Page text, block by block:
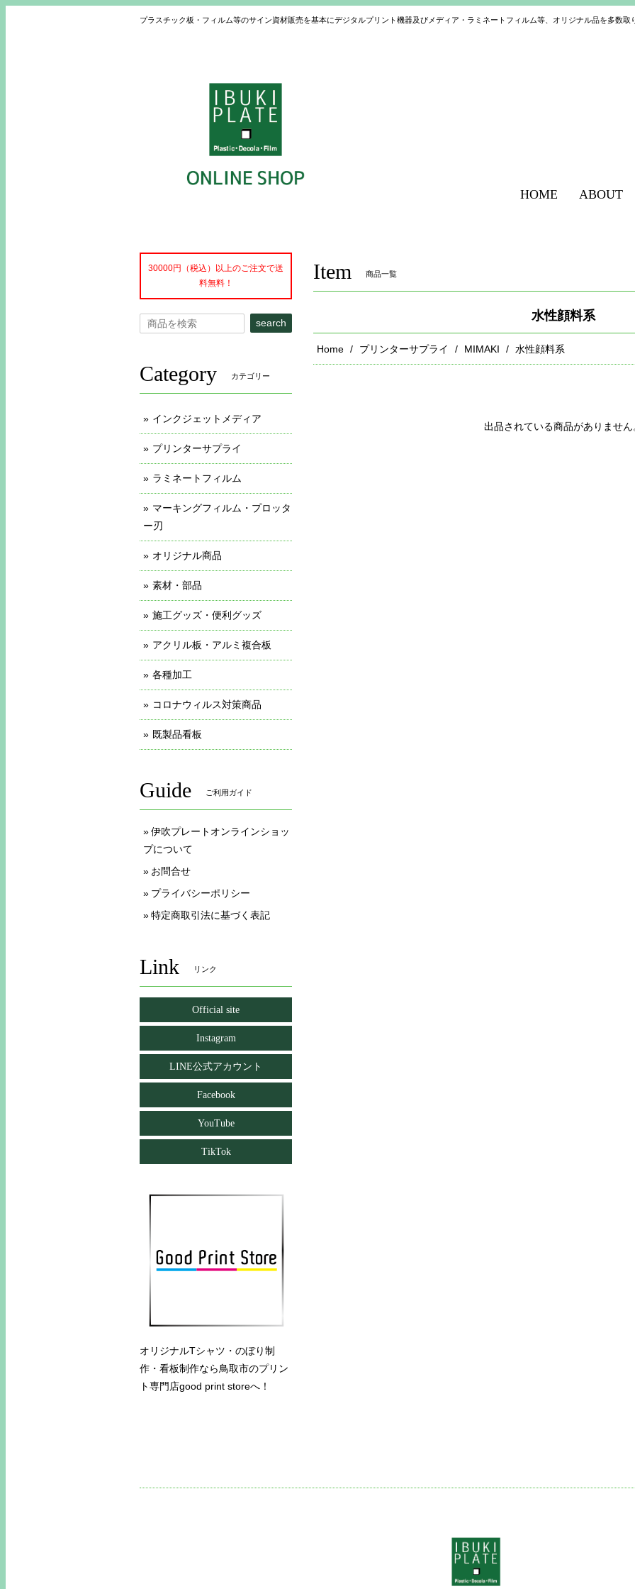
プラスチック板・フィルム等のサイン資材販売を基本にデジタルプリント機器及びメディア・ラミネートフィルム等、オリジナル品を多数取
HOME ABOUT
Item 商品一覧
水性顔料系
Home プリンターサプライ MIMAKI 水性顔料系
出品されている商品がありません
30000円（税込）以上のご注文で送
料無料！
search
Category カテゴリー
インクジェットメディア
プリンターサプライ
ラミネートフィルム
マーキングフィルム・プロッタ
ー刃
オリジナル商品
素材・部品
施工グッズ・便利グッズ
アクリル板・アルミ複合板
各種加工
コロナウィルス対策商品
既製品看板
Guide ご利用ガイド
伊吹プレートオンラインショッ
プについて
お問合せ
プライバシーポリシー
特定商取引法に基づく表記
Link リンク
Official site
Instagram
LINE公式アカウント
Facebook
YouTube
TikTok
オリジナルTシャツ・のぼり制
作・看板制作なら鳥取市のプリン
ト専門店good print storeへ！